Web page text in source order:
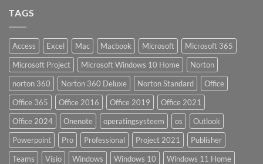
TAGS
Access Excel Mac Macbook Microsoft
Microsoft 365
Microsoft Project
Microsoft Windows 10 Home
Norton
norton 360
Norton 360 Deluxe Norton Standard
Office
Office 365
Office 2016 Office 2019
Office 2021
Office 2024
Onenote operatingsysteem os
Outlook
Powerpoint
Pro Professional Project 2021
Publisher
Teams
Visio Windows Windows 10 Windows 11 Home